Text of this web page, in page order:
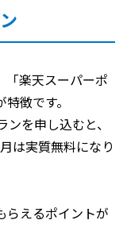
「楽天スーパーポ
徴です。
を申し込むと、
は実質無料になり
らえるポイントが